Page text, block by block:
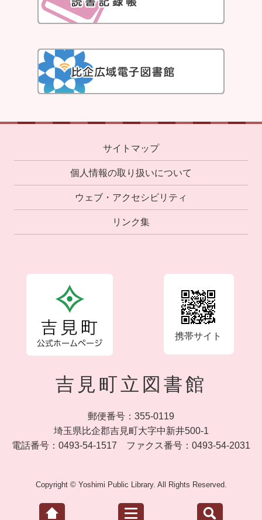
サイトマップ
個人情報の取り扱いについて
ウェブ・アクセシビリティ
リンク集
携帯サイト
吉見町立図書館
郵便番号：355-0119
埼玉県比企郡吉見町大字中新井500-1
電話番号：0493-54-1517 ファクス番号：0493-54-2031
Copyright © Yoshimi Public Library. All Rights Reserved.